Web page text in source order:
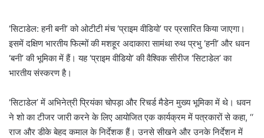
‘सिटाडेल: हनी बनी’ को ओटीटी मंच ‘प्राइम वीडियो’ पर प्रसारित किया जाएगा।
इसमें दक्षिण भारतीय फिल्मों की मशहूर अदाकारा सामंथा रुथ प्रभु ‘हनी’ और धवन
‘बनी’ की भूमिका में हैं। यह ‘प्राइम वीडियो’ की वैश्विक सीरीज ‘सिटाडेल’ का
भारतीय संस्करण है।
‘सिटाडेल’ में अभिनेत्री प्रियंका चोपड़ा और रिचर्ड मैडेन मुख्य भूमिका में थे। धवन
ने शो का टीजर जारी करने के लिए आयोजित एक कार्यक्रम में पत्रकारों से कहा, ‘‘
राज और डीके बेहद कमाल के निर्देशक हैं। उनसे सीखने और उनके निर्देशन में